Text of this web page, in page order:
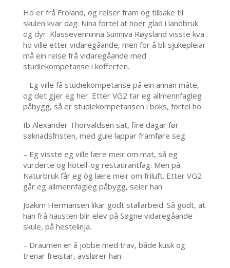
Ho er frå Froland, og reiser fram og tilbake til
skulen kvar dag. Nina fortel at hoer glad i landbruk
og dyr. Klassevenninna Sunniva Røysland visste kva
ho ville etter vidaregåande, men for å bli sjukepleiar
må ein reise frå vidaregåande med
studiekompetanse i kofferten.
– Eg ville få studiekompetanse på ein annan måte,
og det gjer eg her. Etter VG2 tar eg allmennfagleg
påbygg, så er studiekompetansen i boks, fortel ho.
Ib Alexander Thorvaldsen sat, fire dagar før
søknadsfristen, med gule lappar framføre seg.
– Eg visste eg ville lære meir om mat, så eg
vurderte og hotell-og restaurantfag. Men på
Naturbruk får eg òg lære meir om friluft. Etter VG2
går eg allmennfagleg påbygg, seier han.
Joakim Hermansen likar godt stallarbeid. Så godt, at
han frå hausten blir elev på Søgne vidaregåande
skule, på hestelinja.
– Draumen er å jobbe med trav, både kusk og
trenar freistar, avslører han.